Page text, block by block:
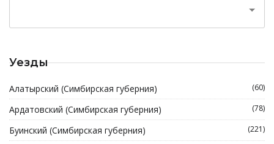
Уезды
Алатырский (Симбирская губерния) (60)
Ардатовский (Симбирская губерния) (78)
Буинский (Симбирская губерния) (221)